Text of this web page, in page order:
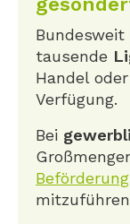
tausende
Handel
Verfügung.
Bei